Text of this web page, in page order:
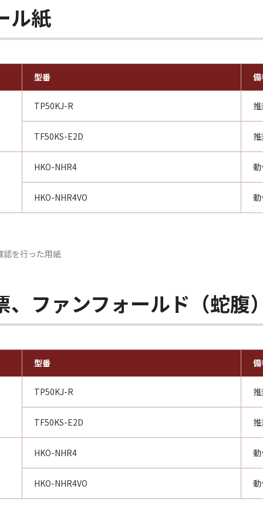
ル紙
型番
TP50KJ-R
TF50KS-E2D
HKO-NHR4
HKO-NHR4VO
認を行った用紙
、ファンフォールド（蛇腹
型番
TP50KJ-R
TF50KS-E2D
HKO-NHR4
HKO-NHR4VO